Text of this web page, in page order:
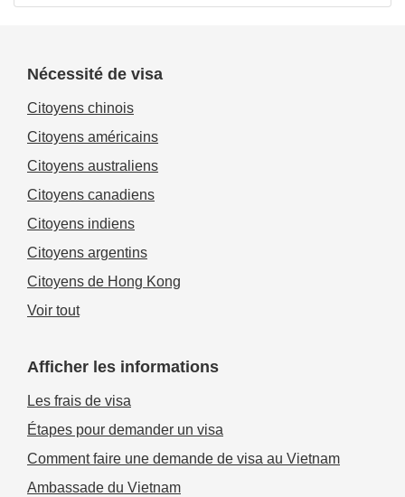
Nécessité de visa
Citoyens chinois
Citoyens américains
Citoyens australiens
Citoyens canadiens
Citoyens indiens
Citoyens argentins
Citoyens de Hong Kong
Voir tout
Afficher les informations
Les frais de visa
Étapes pour demander un visa
Comment faire une demande de visa au Vietnam
Ambassade du Vietnam